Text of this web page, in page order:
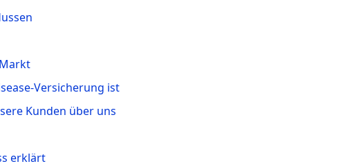
Versicherung ist
Kunden über uns
erklärt